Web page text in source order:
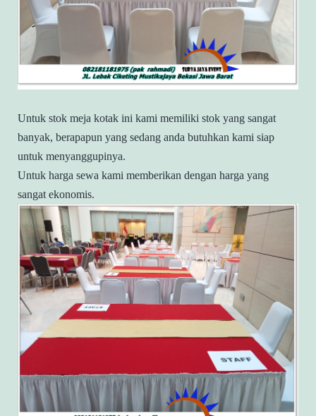
Untuk stok meja kotak ini kami memiliki stok yang sangat
banyak, berapapun yang sedang anda butuhkan kami siap
untuk menyanggupinya.
Untuk harga sewa kami memberikan dengan harga yang
sangat ekonomis.